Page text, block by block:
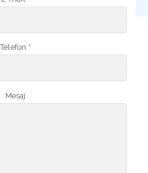
Telefon *
Mesaj